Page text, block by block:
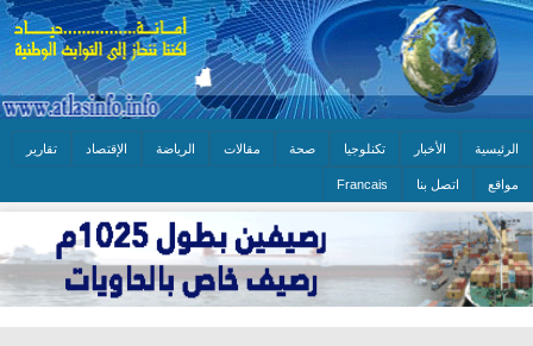
الرئيسية الأخبار تكنلوجيا صحة مقالات الرياضة الإقتصاد تقارير
مواقع اتصل بنا Francais